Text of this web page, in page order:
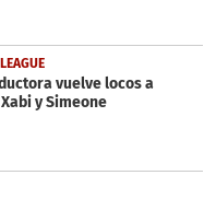
vuelve locos a
y Simeone